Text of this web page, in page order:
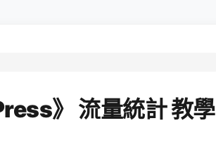
》 流量統計 教學